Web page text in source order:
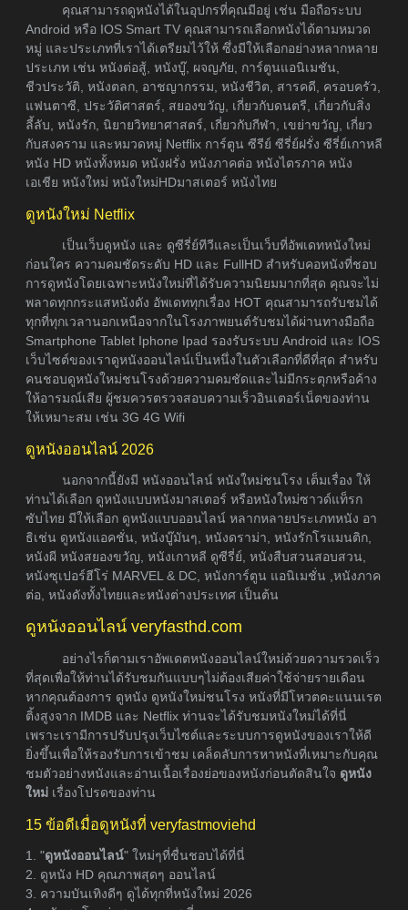
คุณสามารถดูหนังได้ในอุปกรที่คุณมีอยู่ เช่น มือถือระบบ
Android หรือ IOS Smart TV คุณสามารถเลือกหนังได้ตามหมวด
หมู่ และประเภทที่เราได้เตรียมไว้ให้ ซึ่งมีให้เลือกอย่างหลากหลาย
ประเภท เช่น หนังต่อสู้, หนังบู๊, ผจญภัย, การ์ตูนแอนิเมชัน,
ชีวประวัติ, หนังตลก, อาชญากรรม, หนังชีวิต, สารคดี, ครอบครัว,
แฟนตาซี, ประวัติศาสตร์, สยองขวัญ, เกี่ยวกับดนตรี, เกี่ยวกับสิ่ง
ลี้ลับ, หนังรัก, นิยายวิทยาศาสตร์, เกี่ยวกับกีฬา, เขย่าขวัญ, เกี่ยว
กับสงคราม และหมวดหมู่ Netflix การ์ตูน ซีรีย์ ซีรี่ย์ฝรั่ง ซีรี่ย์เกาหลี
หนัง HD หนังทั้งหมด หนังฝรั่ง หนังภาคต่อ หนังไตรภาค หนัง
เอเชีย หนังใหม่ หนังใหม่HDมาสเตอร์ หนังไทย
ดูหนังใหม่ Netflix
เป็นเว็บดูหนัง และ ดูซีรี่ย์ทีวีและเป็นเว็บที่อัพเดทหนังใหม่
ก่อนใคร ความคมชัดระดับ HD และ FullHD สำหรับคอหนังที่ชอบ
การดูหนังโดยเฉพาะหนังใหม่ที่ได้รับความนิยมมากที่สุด คุณจะไม่
พลาดทุกกระแสหนังดัง อัพเดททุกเรื่อง HOT คุณสามารถรับชมได้
ทุกที่ทุกเวลานอกเหนือจากในโรงภาพยนต์รับชมได้ผ่านทางมือถือ
Smartphone Tablet Iphone Ipad รองรับระบบ Android และ IOS
เว็บไซต์ของเราดูหนังออนไลน์เป็นหนึ่งในตัวเลือกที่ดีที่สุด สำหรับ
คนชอบดูหนังใหม่ชนโรงด้วยความคมชัดและไม่มีกระตุกหรือค้าง
ให้อารมณ์เสีย ผู้ชมควรตรวจสอบความเร็วอินเตอร์เน็ตของท่าน
ให้เหมาะสม เช่น 3G 4G Wifi
ดูหนังออนไลน์ 2026
นอกจากนี้ยังมี หนังออนไลน์ หนังใหม่ชนโรง เต็มเรื่อง ให้
ท่านได้เลือก ดูหนังแบบหนังมาสเตอร์ หรือหนังใหม่ซาวด์แท็รก
ซับไทย มีให้เลือก ดูหนังแบบออนไลน์ หลากหลายประเภทหนัง อา
ธิเช่น ดูหนังแอคชั่น, หนังบู๊มันๆ, หนังดราม่า, หนังรักโรแมนติก,
หนังผี หนังสยองขวัญ, หนังเกาหลี ดูซีรี่ย์, หนังสืบสวนสอบสวน,
หนังซุเปอร์ฮีโร่ MARVEL & DC, หนังการ์ตูน แอนิเมชั่น ,หนังภาค
ต่อ, หนังดังทั้งไทยและหนังต่างประเทศ เป็นต้น
ดูหนังออนไลน์ veryfasthd.com
อย่างไรก็ตามเราอัพเดตหนังออนไลน์ใหม่ด้วยความรวดเร็ว
ที่สุดเพื่อให้ท่านได้รับชมกันแบบๆไม่ต้องเสียค่าใช้จ่ายรายเดือน
หากคุณต้องการ ดูหนัง ดูหนังใหม่ชนโรง หนังที่มีโหวตคะแนนเรต
ติ้งสูงจาก IMDB และ Netflix ท่านจะได้รับชมหนังใหม่ได้ที่นี่
เพราะเรามีการปรับปรุงเว็บไซต์และระบบการดูหนังของเราให้ดี
ยิ่งขึ้นเพื่อให้รองรับการเข้าชม เคล็ดลับการหาหนังที่เหมาะกับคุณ
ชมตัวอย่างหนังและอ่านเนื้อเรื่องย่อของหนังก่อนตัดสินใจ ดูหนัง
ใหม่ เรื่องโปรดของท่าน
15 ข้อดีเมื่อดูหนังที่ veryfastmoviehd
1. "ดูหนังออนไลน์" ใหม่ๆที่ชื่นชอบได้ที่นี่
2. ดูหนัง HD คุณภาพสุดๆ ออนไลน์
3. ความบันเทิงดีๆ ดูได้ทุกที่หนังใหม่ 2026